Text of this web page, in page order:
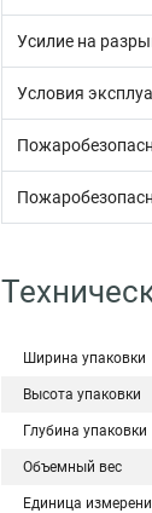
Усилие на
Условия
Ширина упаковки
Высота упаковки
Глубина упаковки
Объемный вес
Единица